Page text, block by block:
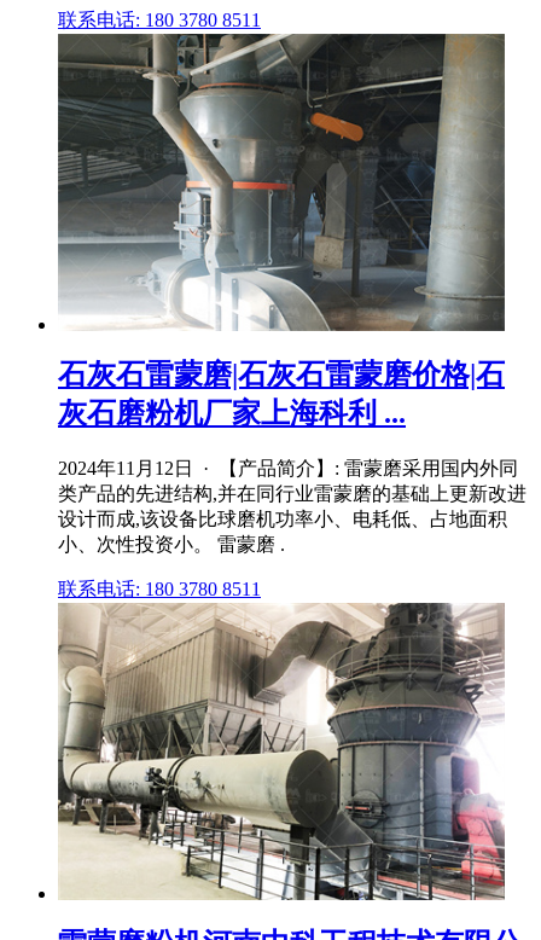
联系电话: 180 3780 8511
石灰石雷蒙磨|石灰石雷蒙磨价格|石
灰石磨粉机厂家上海科利 ...
2024年11月12日 · 【产品简介】: 雷蒙磨采用国内外同
类产品的先进结构,并在同行业雷蒙磨的基础上更新改进
设计而成,该设备比球磨机功率小、电耗低、占地面积
小、次性投资小。 雷蒙磨 .
联系电话: 180 3780 8511